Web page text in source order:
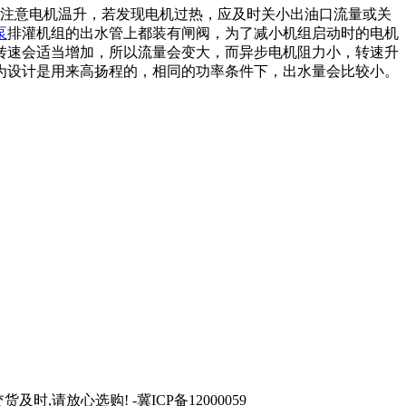
电机温升，若发现电机过热，应及时关小出油口流量或关
排灌机组的出水管上都装有闸阀，为了减小机组启动时的电机
会适当增加，所以流量会变大，而异步电机阻力小，转速升
计是用来高扬程的，相同的功率条件下，出水量会比较小。
及时,请放心选购! -冀ICP备12000059